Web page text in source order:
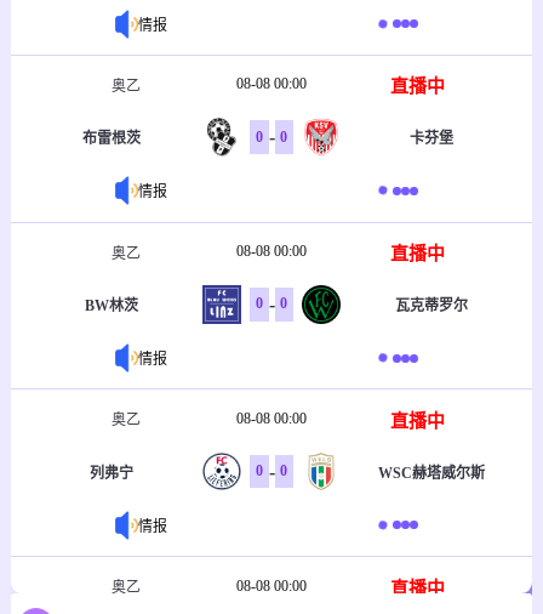
情报
奥乙 08-08 00:00 直播中
布雷根茨 0 - 0 卡芬堡
情报
奥乙 08-08 00:00 直播中
BW林茨 0 - 0 瓦克蒂罗尔
情报
奥乙 08-08 00:00 直播中
列弗宁 0 - 0 WSC赫塔威尔斯
情报
奥乙 08-08 00:00 直播中